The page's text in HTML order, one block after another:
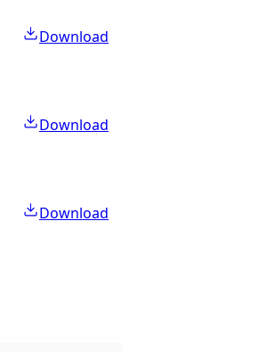
Download
Download
Download